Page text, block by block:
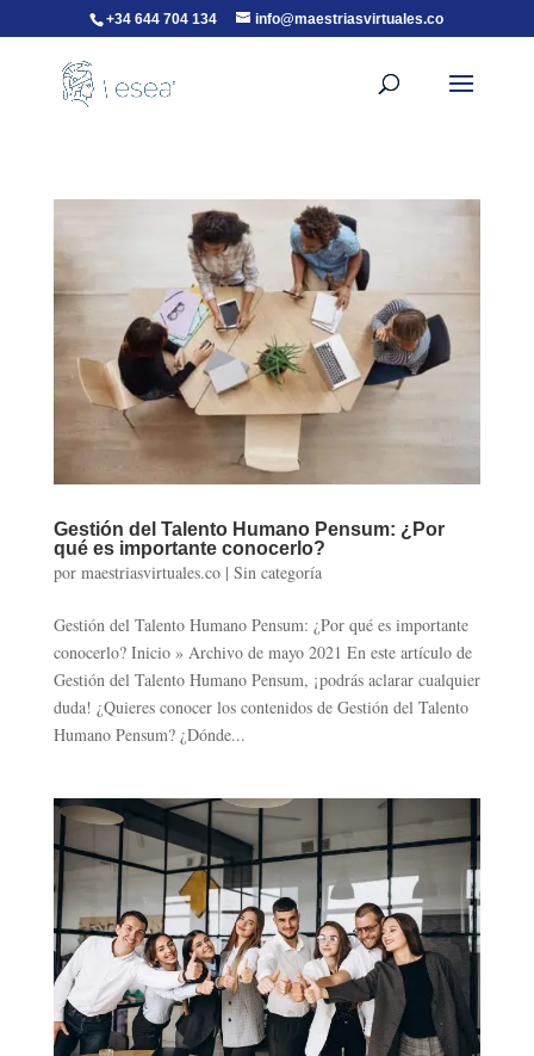
+34 644 704 134 info@maestriasvirtuales.co
Gestión del Talento Humano Pensum: ¿Por
qué es importante conocerlo?
por maestriasvirtuales.co| Sin categoría
Gestión del Talento Humano Pensum: ¿Por qué es importante
conocerlo? Inicio » Archivo de mayo 2021 En este artículo de
Gestión del Talento Humano Pensum, ¡podrás aclarar cualquier
duda! ¿Quieres conocer los contenidos de Gestión del Talento
Humano Pensum? ¿Dónde...